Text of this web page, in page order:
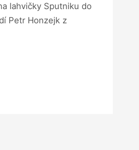
lahvičky Sputniku do
Petr Honzejk z